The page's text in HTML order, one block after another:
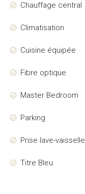
Chauffage central
Climatisation
Cuisine équipée
Fibre optique
Master Bedroom
Parking
Prise lave-vaisselle
Titre Bleu